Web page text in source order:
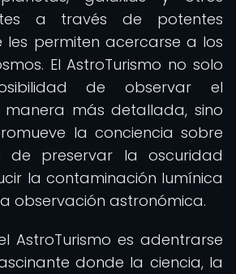
a través de potentes
les permiten acercarse a los
El AstroTurismo no solo
de observar el
más detallada, sino
la conciencia sobre
de preservar la oscuridad
la contaminación lumínica
observación astronómica.
AstroTurismo es adentrarse
donde la ciencia, la